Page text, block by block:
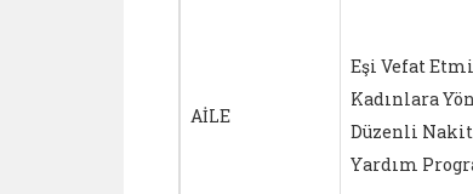
AİLE
Eşi Vefat
Kadınlara
Düzenli Nakit
Yardım